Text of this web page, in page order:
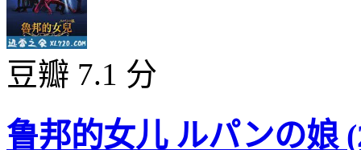
豆瓣 7.1 分
鲁邦的女儿 ルパンの娘